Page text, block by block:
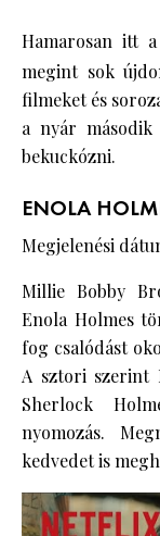
Hamarosan itt
megint sok
filmeket és
a nyár
bekuckózni.
ENOLA
Megjelenési
Millie Bobby
Enola Holmes
fog csalódást
A sztori szerint
Sherlock
nyomozás.
kedvedet is